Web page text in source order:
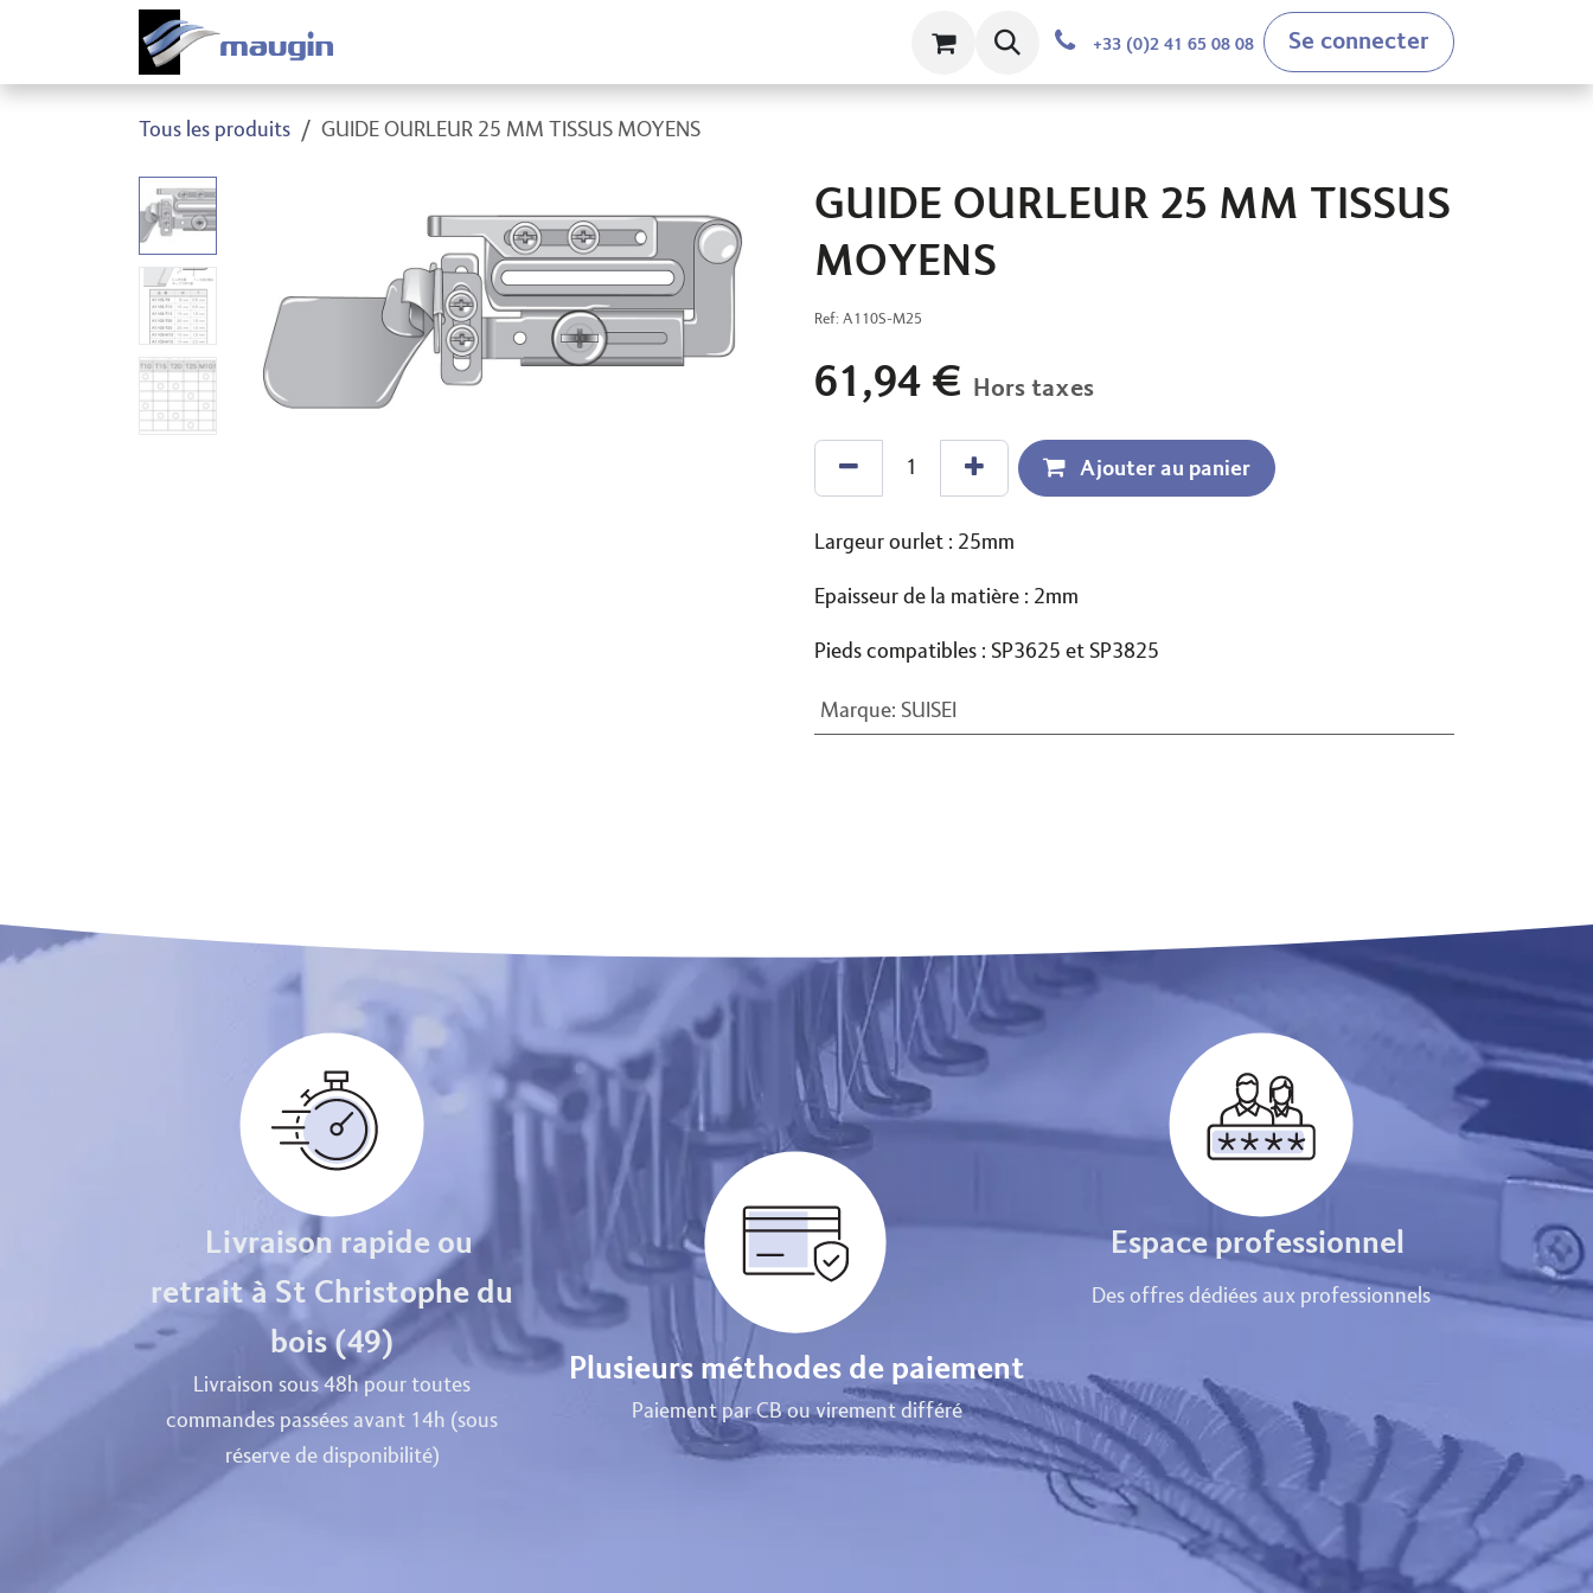
Se rendre au contenu
+33 (0)2 41 65 08 08 Se connecter
Tous les produits GUIDE OURLEUR 25 MM TISSUS MOYENS
GUIDE OURLEUR 25 MM TISSUS
MOYENS
Ref: A110S-M25
61,94 € Hors taxes
Ajouter au panier
Largeur ourlet : 25mm
Epaisseur de la matière : 2mm
Pieds compatibles : SP3625 et SP3825
Marque: SUISEI
Plusieurs méthodes de paiement
Paiement par CB ou virement différé
Espace professionnel
Des offres dédiées aux professionnels
Livraison rapide ou
retrait à St Christophe du
bois (49)
Livraison sous 48h pour toutes
commandes passées avant 14h (sous
réserve de disponibilité)